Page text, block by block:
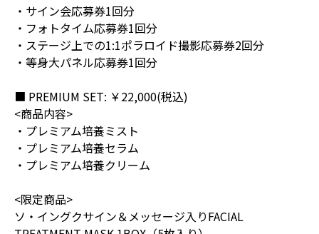
・サイン会応募券1回分
・フォトタイム応募券1回分
・ステージ上での1:1ポラロイド撮影応募券2回分
・等身大パネル応募券1回分
■ PREMIUM SET: ￥22,000(税込)
<商品内容>
・プレミアム培養ミスト
・プレミアム培養セラム
・プレミアム培養クリーム
<限定商品>
ソ・イングクサイン＆メッセージ入りFACIAL